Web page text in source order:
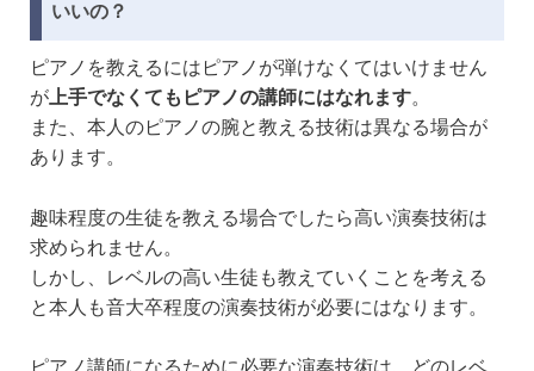
いいの？
ピアノを教えるにはピアノが弾けなくてはいけません
が 上手でなくてもピアノの講師にはなれます。
また、本人のピアノの腕と教える技術は異なる場合が
あります。
趣味程度の生徒を教える場合でしたら高い演奏技術は
求められません。
しかし、レベルの高い生徒も教えていくことを考える
と本人も音大卒程度の演奏技術が必要にはなります。